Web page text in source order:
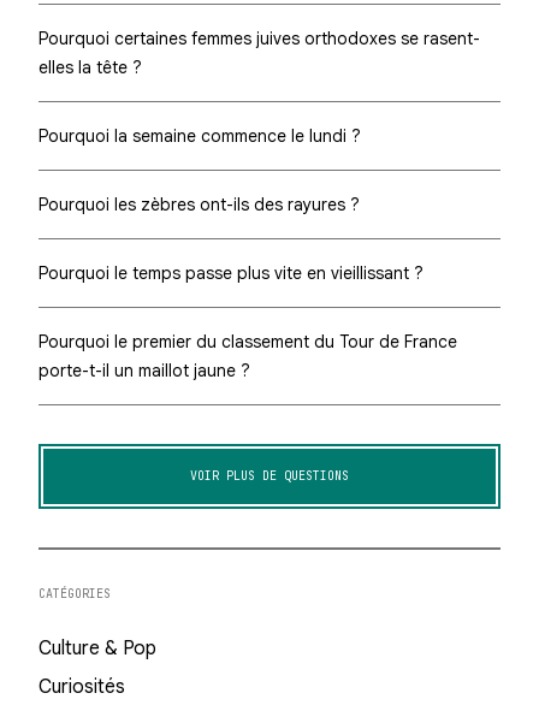
Pourquoi certaines femmes juives orthodoxes se rasent-
elles la tête ?
Pourquoi la semaine commence le lundi ?
Pourquoi les zèbres ont-ils des rayures ?
Pourquoi le temps passe plus vite en vieillissant ?
Pourquoi le premier du classement du Tour de France
porte-t-il un maillot jaune ?
VOIR PLUS DE QUESTIONS
CATÉGORIES
Culture & Pop
Curiosités